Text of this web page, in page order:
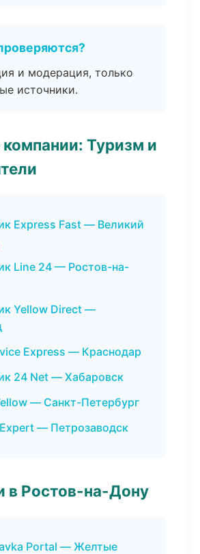
и модерация, только
источники.
Туризм и
Express Fast — Великий
Line 24 — Ростов-на-
Yellow Direct —
Express — Краснодар
24 Net — Хабаровск
— Санкт-Петербург
— Петрозаводск
в Ростов-на-Дону
Portal — Желтые